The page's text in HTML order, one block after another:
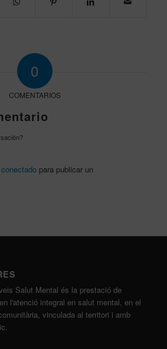
0
COMENTARIOS
conectadopara publicar un
Salut Mental és la prestació de
l'atenció integral en salut mental, en el
vinculada al territori i amb